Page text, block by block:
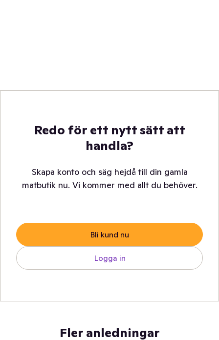
Redo för ett nytt sätt att
handla?
Skapa konto och säg hejdå till din gamla
matbutik nu. Vi kommer med allt du behöver.
Bli kund nu
Logga in
Fler anledningar